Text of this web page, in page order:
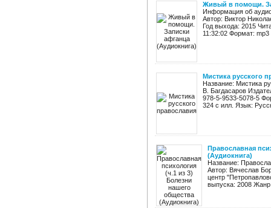
Живый в помощи.
Информация об
Автор: Виктор
Год выхода: 2015
11:32:02 Формат:
Мистика русского
Название: Мистика
В. Багдасаров
978-5-9533-5078-5
324 с илл. Язык:
Православная
(Аудиокнига)
Название:
Автор: Вячеслав
центр
выпуска: 2008